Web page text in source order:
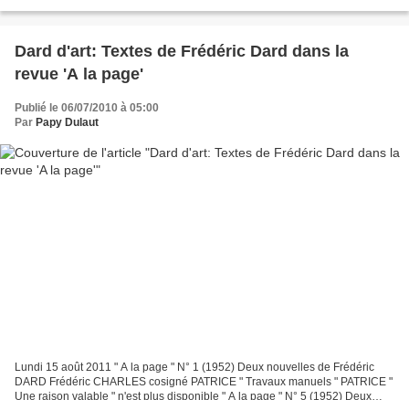
Dard d'art: Textes de Frédéric Dard dans la
revue 'A la page'
Publié le 06/07/2010 à 05:00
Par Papy Dulaut
Lundi 15 août 2011 " A la page " N° 1 (1952) Deux nouvelles de Frédéric
DARD Frédéric CHARLES cosigné PATRICE " Travaux manuels " PATRICE "
Une raison valable " n'est plus disponible " A la page " N° 5 (1952) Deux